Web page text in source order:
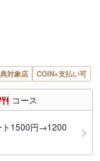
対象店 COIN+支払い可
コース
ト1500円→1200